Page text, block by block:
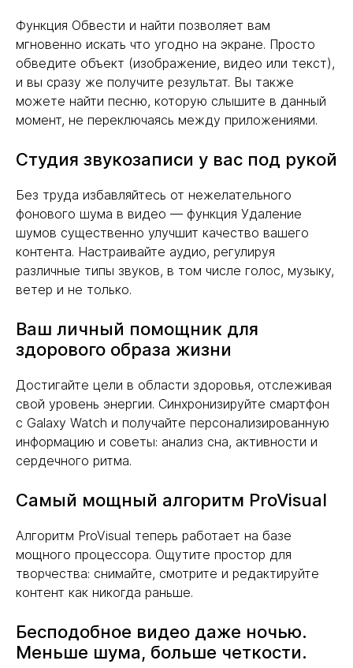
Функция Обвести и найти позволяет вам
мгновенно искать что угодно на экране. Просто
обведите объект (изображение, видео или текст),
и вы сразу же получите результат. Вы также
можете найти песню, которую слышите в данный
момент, не переключаясь между приложениями.
Студия звукозаписи у вас под рукой
Без труда избавляйтесь от нежелательного
фонового шума в видео — функция Удаление
шумов существенно улучшит качество вашего
контента. Настраивайте аудио, регулируя
различные типы звуков, в том числе голос, музыку,
ветер и не только.
Ваш личный помощник для
здорового образа жизни
Достигайте цели в области здоровья, отслеживая
свой уровень энергии. Синхронизируйте смартфон
с Galaxy Watch и получайте персонализированную
информацию и советы: анализ сна, активности и
сердечного ритма.
Самый мощный алгоритм ProVisual
Алгоритм ProVisual теперь работает на базе
мощного процессора. Ощутите простор для
творчества: снимайте, смотрите и редактируйте
контент как никогда раньше.
Бесподобное видео даже ночью.
Меньше шума, больше четкости.